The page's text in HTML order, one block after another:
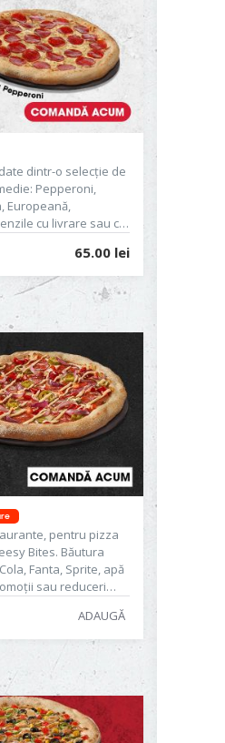
dintr-o selecție de
Pepperoni,
Europeană,
cu livrare sau cu
65.00 lei
pentru pizza
Bites. Băutura
Fanta, Sprite, apă
sau reduceri
ADAUGĂ